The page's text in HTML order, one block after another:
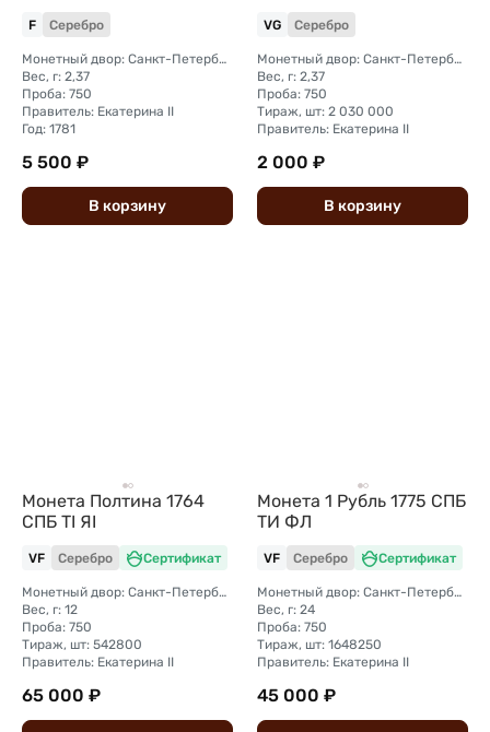
F Серебро
Монетный двор: Санкт-Петербургский монетный двор
Вес, г: 2,37
Проба: 750
Правитель: Екатерина II
Год: 1781
5 500 ₽
В корзину
VG Серебро
Монетный двор: Санкт-Петербургский монетный двор
Вес, г: 2,37
Проба: 750
Тираж, шт: 2 030 000
Правитель: Екатерина II
2 000 ₽
В корзину
Монета Полтина 1764
СПБ TI ЯI
VF Серебро Сертификат
Монетный двор: Санкт-Петербургский монетный двор
Вес, г: 12
Проба: 750
Тираж, шт: 542800
Правитель: Екатерина II
65 000 ₽
Монета 1 Рубль 1775 СПБ
TИ ФЛ
VF Серебро Сертификат
Монетный двор: Санкт-Петербургский монетный двор
Вес, г: 24
Проба: 750
Тираж, шт: 1648250
Правитель: Екатерина II
45 000 ₽